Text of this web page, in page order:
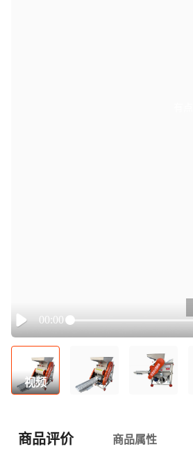
Play
00:00
视频
商品评价 商品属性